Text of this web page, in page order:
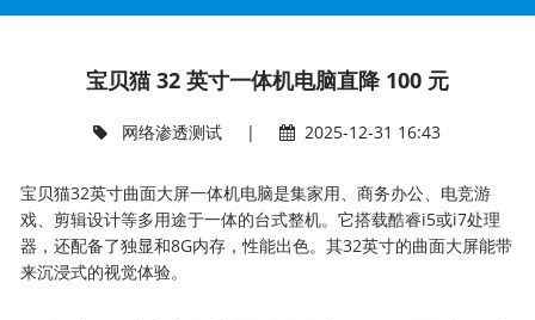
a
宝贝猫 32 英寸一体机电脑直降 100 元
网络渗透测试 | 2025-12-31 16:43
宝贝猫32英寸曲面大屏一体机电脑是集家用、商务办公、电竞游
戏、剪辑设计等多用途于一体的台式整机。它搭载酷睿i5或i7处理
器，还配备了独显和8G内存，性能出色。其32英寸的曲面大屏能带
来沉浸式的视觉体验。